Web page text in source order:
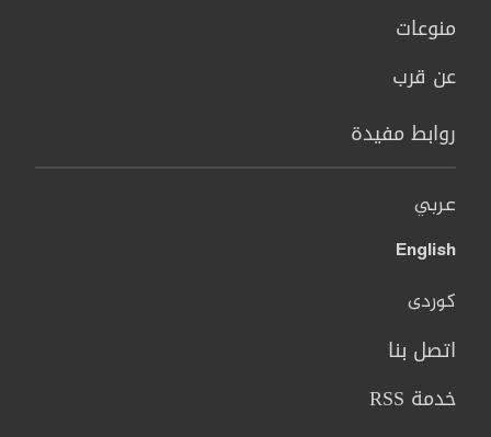
منوعات
عن قرب
روابط مفيدة
عربي
English
کوردی
اتصل بنا
خدمة RSS